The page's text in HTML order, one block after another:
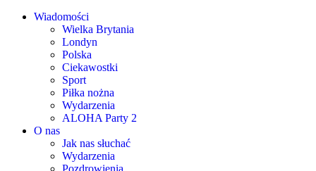
Wiadomości
Wielka Brytania
Londyn
Polska
Ciekawostki
Sport
Piłka nożna
Wydarzenia
ALOHA Party 2
O nas
Jak nas słuchać
Wydarzenia